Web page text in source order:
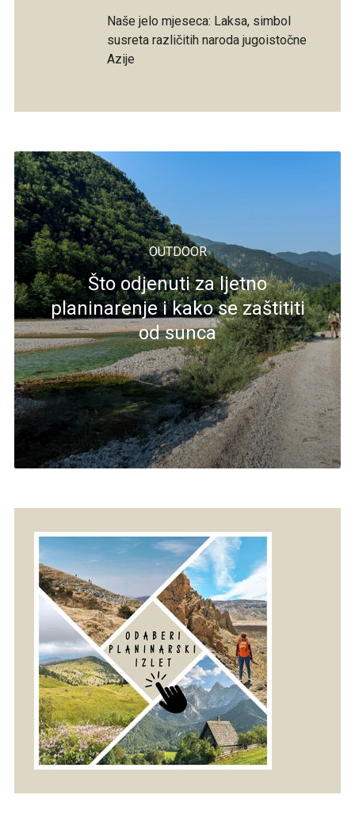
Naše jelo mjeseca: Laksa, simbol
susreta različitih naroda jugoistočne
Azije
OUTDOOR
Što odjenuti za ljetno
planinarenje i kako se zaštititi
od sunca